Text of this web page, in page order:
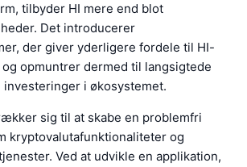
tilbyder HI mere end blot
Det introducerer
der giver yderligere fordele til HI-
opmuntrer dermed til langsigtede
i økosystemet.
sig til at skabe en problemfri
kryptovalutafunktionaliteter og
Ved at udvikle en applikation,